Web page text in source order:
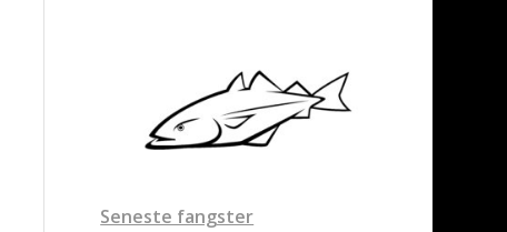
Seneste fangster